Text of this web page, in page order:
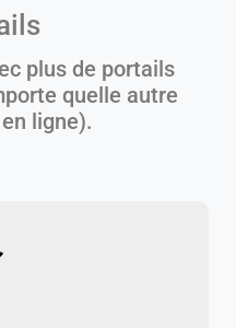
plus de portails
quelle autre
ligne).